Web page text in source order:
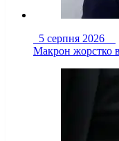
5 серпня 2026
Макрон жорстко